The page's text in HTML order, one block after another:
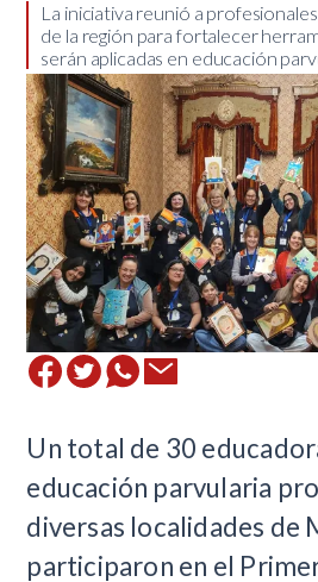
​La iniciativa reunió a
de la región para fortalecer
serán aplicadas en educación
Un total de 30
educación parvularia
diversas localidades de
participaron en el